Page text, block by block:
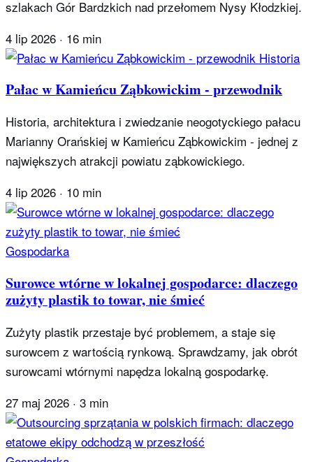
szlakach Gór Bardzkich nad przełomem Nysy Kłodzkiej.
4 lip 2026 · 16 min
Historia
Pałac w Kamieńcu Ząbkowickim - przewodnik
Historia, architektura i zwiedzanie neogotyckiego pałacu
Marianny Orańskiej w Kamieńcu Ząbkowickim - jednej z
największych atrakcji powiatu ząbkowickiego.
4 lip 2026 · 10 min
Gospodarka
Surowce wtórne w lokalnej gospodarce: dlaczego
zużyty plastik to towar, nie śmieć
Zużyty plastik przestaje być problemem, a staje się
surowcem z wartością rynkową. Sprawdzamy, jak obrót
surowcami wtórnymi napędza lokalną gospodarkę.
27 maj 2026 · 3 min